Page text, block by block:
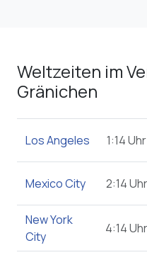
Weltzeiten im
Gränichen
Los Angeles 1:14 Uhr
Mexico City 2:14 Uhr
New York
City
4:14 Uhr